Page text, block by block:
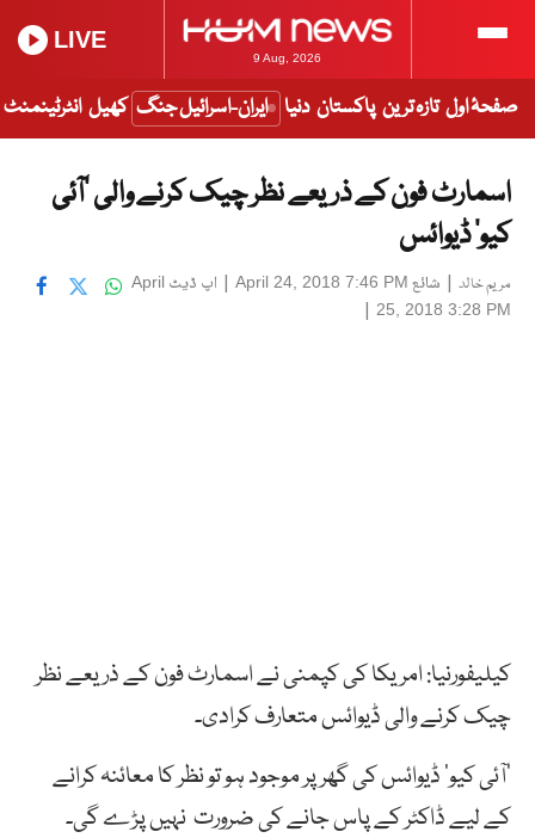
9 Aug, 2026
LIVE
صفحۂ اول تازہ ترین پاکستان دنیا ایران-اسرائیل جنگ کھیل انٹرٹینمنٹ
اسمارٹ فون کے ذریعے نظر چیک کرنے والی ‘آئی
کیو’ ڈیوائس
مریم خالد | شائع April 24, 2018 7:46 PM
| اپ ڈیٹ April
25, 2018 3:28 PM
|
کیلیفورنیا: امریکاکیکپمنینےاسمارٹفونکےذریعےنظر
چیک کرنے والیڈیوائسمتعارفکرادی۔
‘آئی کیو’ ڈیوائس کی گھر پر موجود ہو تونظرکا معائنہکرانے
کےلیےڈاکٹرکےپاسجانےکیضرورت نہیںپڑےگی۔